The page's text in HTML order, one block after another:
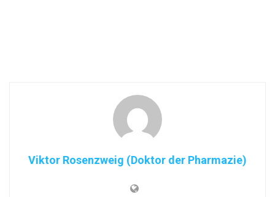
Viktor Rosenzweig (Doktor der Pharmazie)